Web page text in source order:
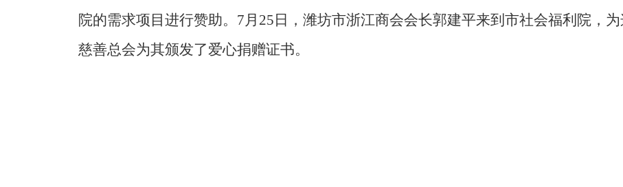
院的需求项目进行赞助。 7月 25 日，潍坊市浙江商会会长郭建平来到市社会福利院，
慈善总会为其颁发了爱心捐赠证书。